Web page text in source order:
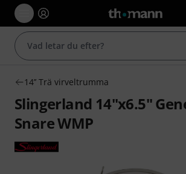
14’’ Trä virveltrumma
Slingerland 14"x6.5"
Snare WMP